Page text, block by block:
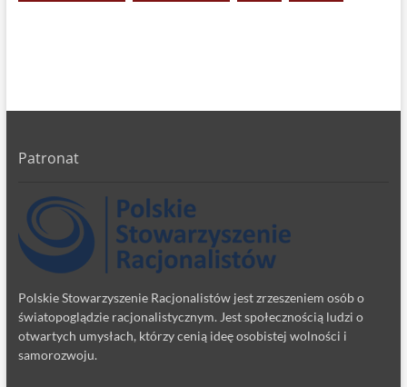
Patronat
Polskie Stowarzyszenie Racjonalistów jest zrzeszeniem osób o
światopoglądzie racjonalistycznym. Jest społecznością ludzi o
otwartych umysłach, którzy cenią ideę osobistej wolności i
samorozwoju.